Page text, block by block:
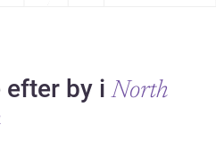
efter by i North